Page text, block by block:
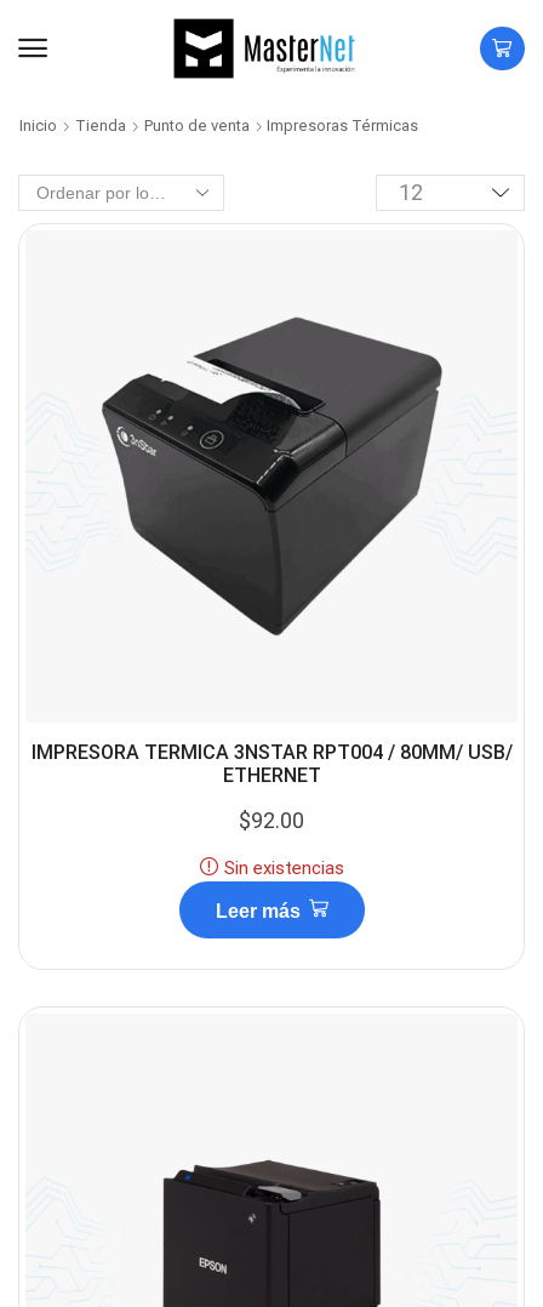
Inicio Tienda Punto de venta Impresoras Térmicas
IMPRESORA TERMICA 3NSTAR RPT004 / 80MM/ USB/
ETHERNET
$92.00
Sin existencias
Leer más